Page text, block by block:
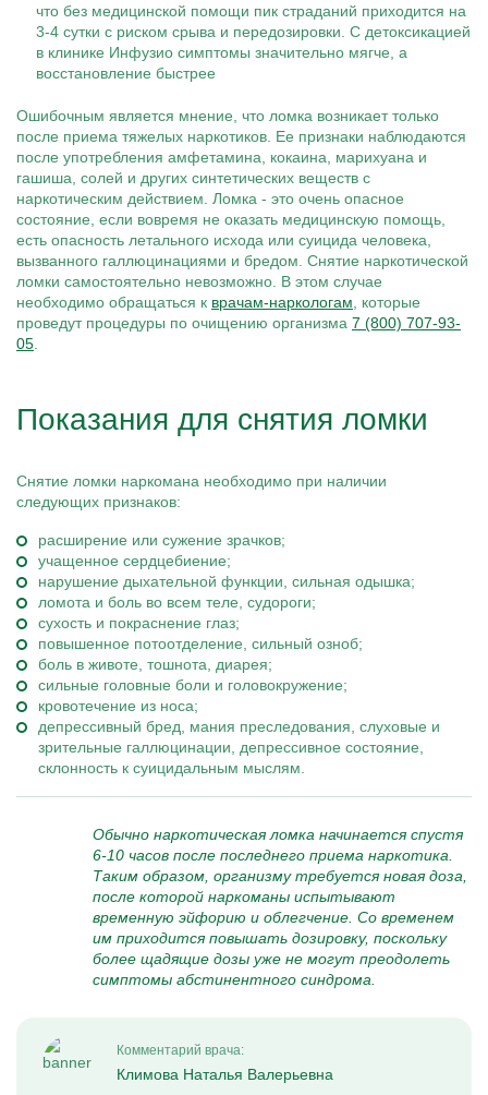
Ошибочным является мнение, что ломка возникает только
после приема тяжелых наркотиков. Ее признаки наблюдаются
после употребления амфетамина, кокаина, марихуана и
гашиша, солей и других синтетических веществ с
наркотическим действием. Ломка - это очень опасное
состояние, если вовремя не оказать медицинскую помощь,
есть опасность летального исхода или суицида человека,
вызванного галлюцинациями и бредом. Снятие наркотической
ломки самостоятельно невозможно. В этом случае
необходимо обращаться к врачам-наркологам , которые
проведут процедуры по очищению организма 7 (800) 707-93-
05
Показания для снятия ломки
Снятие ломки наркомана необходимо при наличии
следующих признаков:
расширение или сужение зрачков;
учащенное сердцебиение;
нарушение дыхательной функции, сильная одышка;
ломота и боль во всем теле, судороги;
сухость и покраснение глаз;
повышенное потоотделение, сильный озноб;
боль в животе, тошнота, диарея;
сильные головные боли и головокружение;
кровотечение из носа;
депрессивный бред, мания преследования, слуховые и
зрительные галлюцинации, депрессивное состояние,
склонность к суицидальным мыслям.
Обычно наркотическая ломка начинается спустя
6-10 часов после последнего приема наркотика.
Таким образом, организму требуется новая доза,
после которой наркоманы испытывают
временную эйфорию и облегчение. Со временем
им приходится повышать дозировку, поскольку
более щадящие дозы уже не могут преодолеть
симптомы абстинентного синдрома.
Комментарий врача:
Климова Наталья Валерьевна